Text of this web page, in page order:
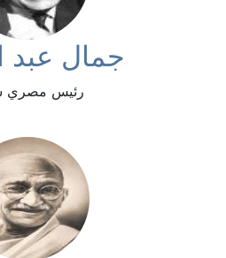
جمال عبد
رئيس مصري